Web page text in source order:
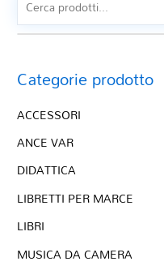
Categorie prodotto
ACCESSORI
ANCE VAR
DIDATTICA
LIBRETTI PER MARCE
LIBRI
MUSICA DA CAMERA